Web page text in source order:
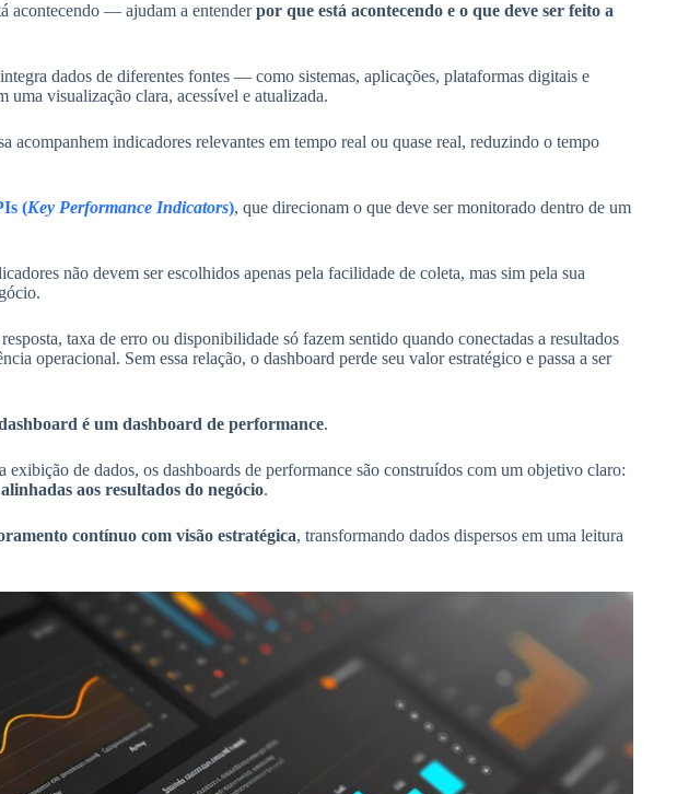
acontecendo — ajudam a entenderpor que está acontecendo e o que deve ser feito a
dados de diferentes fontes — como sistemas, aplicações, plataformas digitais e
visualização clara, acessível e atualizada.
acompanhem indicadores relevantes em tempo real ou quase real, reduzindo o tempo
(Key Performance Indicators), que direcionam o que deve ser monitorado dentro de um
não devem ser escolhidos apenas pela facilidade de coleta, mas sim pela sua
taxa de erro ou disponibilidade só fazem sentido quando conectadas a resultados
operacional. Sem essa relação, o dashboard perde seu valor estratégico e passa a ser
é um dashboard de performance.
exibição de dados, os dashboards de performance são construídos com um objetivo claro:
aos resultados do negócio.
contínuo com visão estratégica, transformando dados dispersos em uma leitura